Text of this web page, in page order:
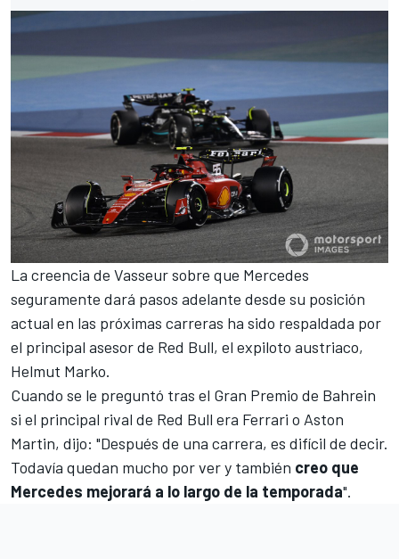
La creencia de Vasseur sobre que Mercedes
seguramente dará pasos adelante desde su posición
actual en las próximas carreras ha sido respaldada por
el principal asesor de Red Bull, el expiloto austriaco,
Helmut Marko.
Cuando se le preguntó tras el Gran Premio de Bahrein
si el principal rival de Red Bull era Ferrari o Aston
Martin, dijo: "Después de una carrera, es difícil de decir.
Todavía quedan mucho por ver y también creo que
Mercedes mejorará a lo largo de la temporada".